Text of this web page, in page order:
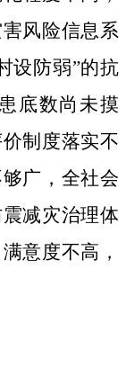
风险信息系
设防弱”的抗
底数尚未摸
制度落实不
广，全社会
减灾治理体
意度不高，